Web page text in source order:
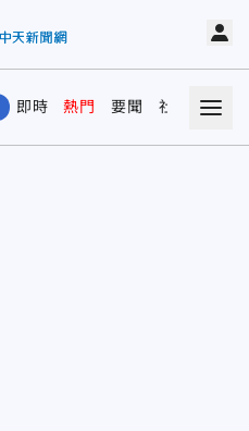
即時 熱門 要聞 社會 娛樂